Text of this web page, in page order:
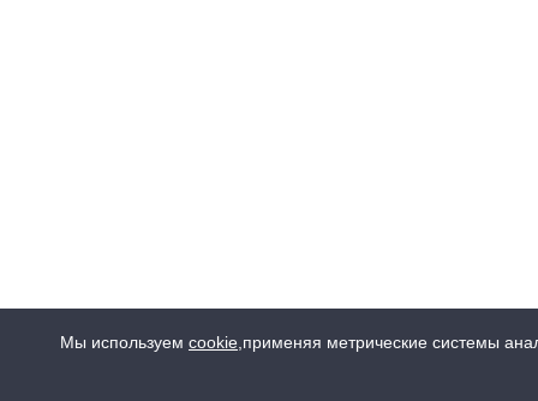
Мы используем cookie применяя метрические системы